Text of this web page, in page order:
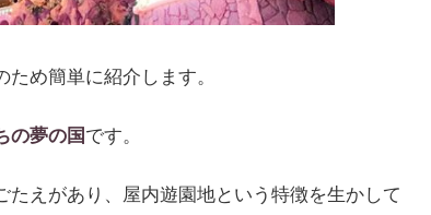
め簡単に紹介します。
の夢の国 です。
えがあり、屋内遊園地という特徴を生かして